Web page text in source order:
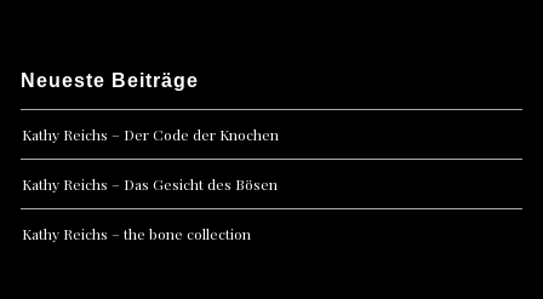
Neueste Beiträge
Kathy Reichs – Der Code der Knochen
Kathy Reichs – Das Gesicht des Bösen
Kathy Reichs – the bone collection